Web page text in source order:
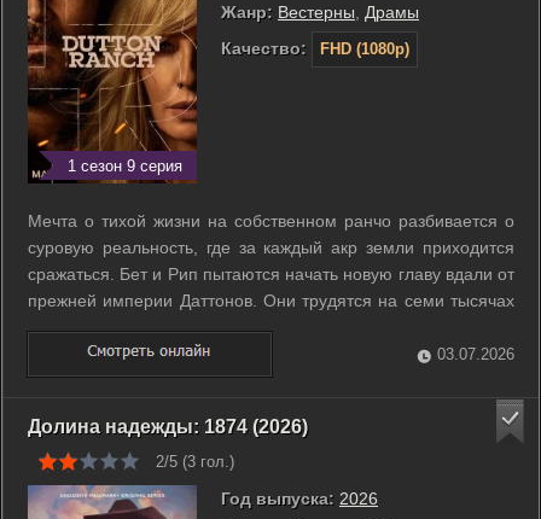
1 сезон 9 серия
Жанр: Вестерны
Драмы
Качество:
FHD (1080p)
Мечта о тихой жизни на собственном ранчо разбивается о
суровую реальность, где за каждый акр земли приходится
сражаться. Бет и Рип пытаются начать новую главу вдали от
прежней империи Даттонов. Они трудятся на семи тысячах
акров, чтобы подарить приёмному сыну Картеру спокойное
будущее. Однако хрупкая стабильность оказывается под
прицелом, когда на ...
03.07.2026
Долина надежды: 1874 (2026)
2/5 (3 гол.)
Год выпуска: 2026